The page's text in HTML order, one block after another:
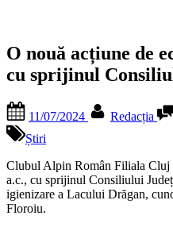
O nouă acțiune de
cu sprijinul
on
11/07/2024 Redacția
Știri
Clubul Alpin Român Filiala Cluj
a.c., cu sprijinul Consiliului
igienizare a Lacului Drăgan,
Floroiu.